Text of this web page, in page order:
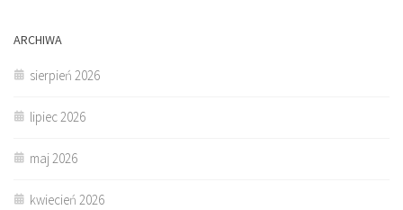
ARCHIWA
sierpień 2026
lipiec 2026
maj 2026
kwiecień 2026